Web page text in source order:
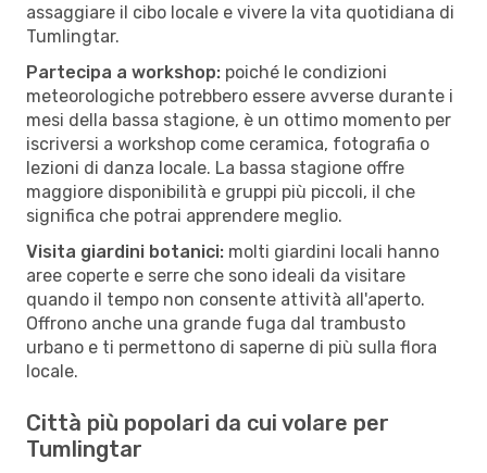
assaggiare il cibo locale e vivere la vita quotidiana di
Tumlingtar.
Partecipa a workshop: poiché le condizioni
meteorologiche potrebbero essere avverse durante i
mesi della bassa stagione, è un ottimo momento per
iscriversi a workshop come ceramica, fotografia o
lezioni di danza locale. La bassa stagione offre
maggiore disponibilità e gruppi più piccoli, il che
significa che potrai apprendere meglio.
Visita giardini botanici: molti giardini locali hanno
aree coperte e serre che sono ideali da visitare
quando il tempo non consente attività all'aperto.
Offrono anche una grande fuga dal trambusto
urbano e ti permettono di saperne di più sulla flora
locale.
Città più popolari da cui volare per
Tumlingtar